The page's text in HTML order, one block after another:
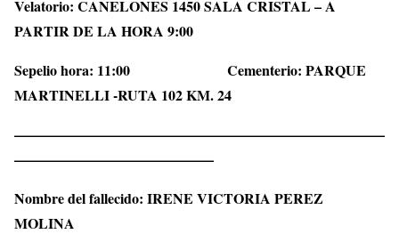
Velatorio: CANELONES 1450 SALA CRISTAL – A
PARTIR DE LA HORA 9:00
Sepelio hora: 11:00 Cementerio: PARQUE
MARTINELLI -RUTA 102 KM. 24
——————————————————————————
——————————————
Nombre del fallecido: IRENE VICTORIA PEREZ
MOLINA